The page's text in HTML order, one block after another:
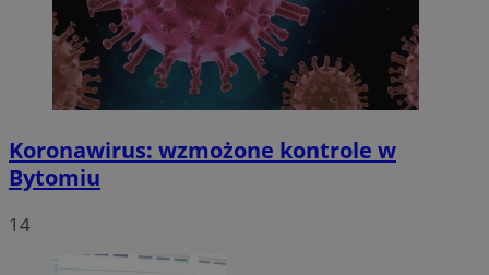
Koronawirus: wzmożone kontrole w
Bytomiu
14